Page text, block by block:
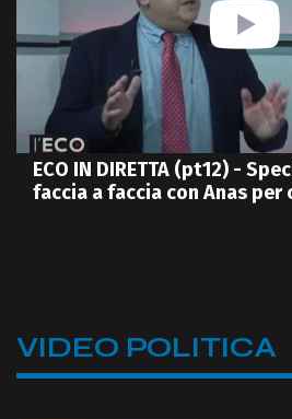
ECO IN DIRETTA (pt12) -
faccia a faccia con Anas
VIDEO POLITICA